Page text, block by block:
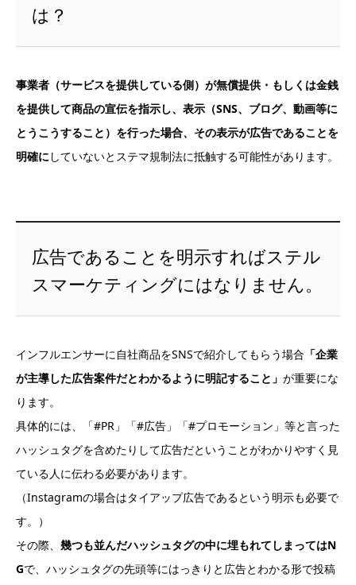
は？
事業者（サービスを提供している側）が無償提供・もしくは金銭
を提供して商品の宣伝を指示し、表示（SNS、ブログ、動画等に
とうこうすること）を行った場合、その表示が広告であることを
明確にしていないとステマ規制法に抵触する可能性があります。
広告であることを明示すればステル
スマーケティングにはなりません。
インフルエンサーに自社商品をSNSで紹介してもらう場合 「企業
が主導した広告案件だとわかるように明記すること」 が重要にな
ります。
具体的には、「#PR」「#広告」「#プロモーション」等と言った
ハッシュタグを含めたりして広告だということがわかりやすく見
ている人に伝わる必要があります。
（Instagramの場合はタイアップ広告であるという明示も必要で
す。）
その際、 幾つも並んだハッシュタグの中に埋もれてしまってはN
Gで、ハッシュタグの先頭等にはっきりと広告とわかる形で投稿